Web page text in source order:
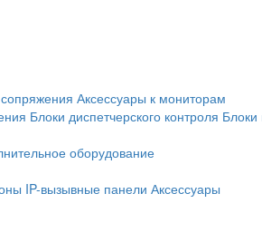
Аксессуары к мониторам
Блоки диспетчерского контроля Блоки
оборудование
IP-вызывные панели Аксессуары